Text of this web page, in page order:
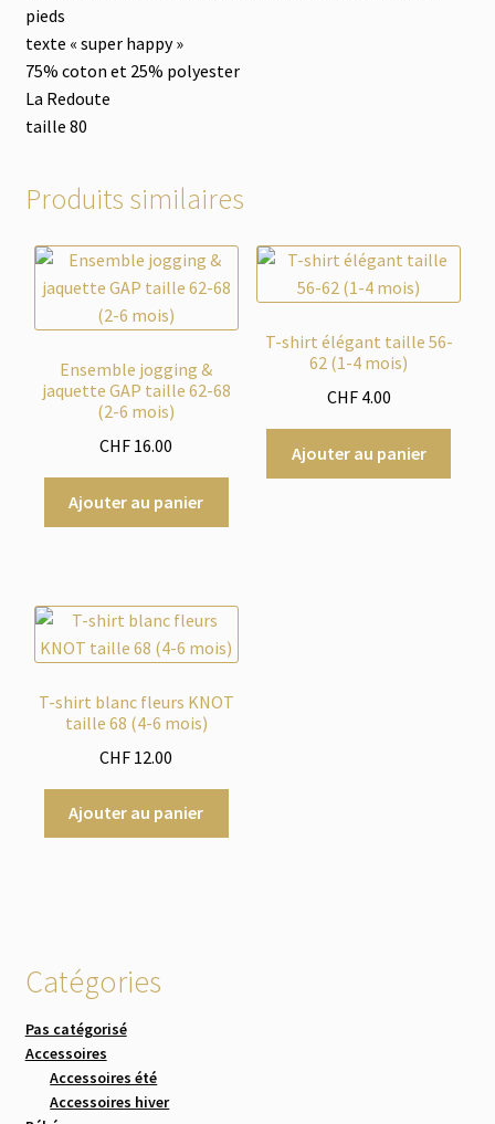
pieds
texte « super happy »
75% coton et 25% polyester
La Redoute
taille 80
Produits similaires
Ensemble jogging &
jaquette GAP taille 62-68
(2-6 mois)
CHF 16.00
Ajouter au panier
T-shirt élégant taille 56-
62 (1-4 mois)
CHF4.00
Ajouter au panier
T-shirt blanc fleurs KNOT
taille 68 (4-6 mois)
CHF 12.00
Ajouter au panier
Catégories
Pas catégorisé
Accessoires
Accessoires été
Accessoires hiver